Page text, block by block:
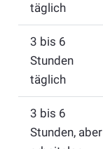
täglich
3 bis 6
Stunden
täglich
3 bis 6
Stunden, aber